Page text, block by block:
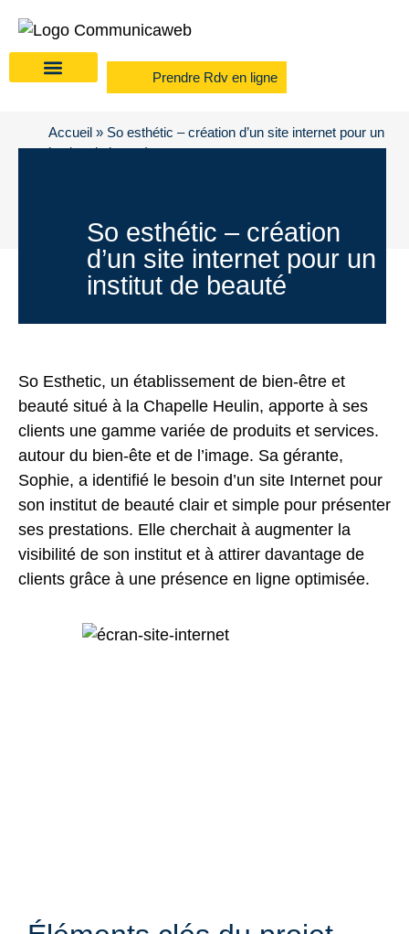
Prendre Rdv en ligne
Accueil» So esthétic – création d’un site internet pour un
institut de beauté
So esthétic – création
d’un site internet pour un
institut de beauté
So Esthetic, un établissement de bien-être et
beauté situé à la Chapelle Heulin, apporte à ses
clients une gamme variée de produits et services.
autour du bien-ête et de l’image. Sa gérante,
Sophie, a identifié le besoin d’un site Internet pour
son institut de beauté clair et simple pour présenter
ses prestations. Elle cherchait à augmenter la
visibilité de son institut et à attirer davantage de
clients grâce à une présence en ligne optimisée.